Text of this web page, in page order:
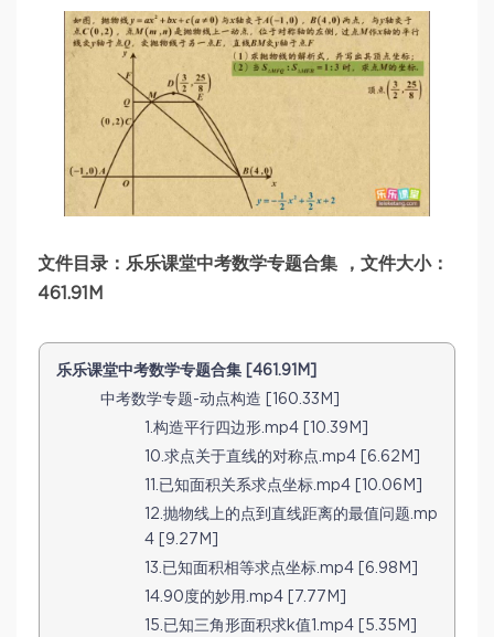
文件目录：乐乐课堂中考数学专题合集 ，文件大小：
461.91M
乐乐课堂中考数学专题合集 [461.91M]
中考数学专题-动点构造 [160.33M]
1.构造平行四边形.mp4 [10.39M]
10.求点关于直线的对称点.mp4 [6.62M]
11.已知面积关系求点坐标.mp4 [10.06M]
12.抛物线上的点到直线距离的最值问题.mp
4 [9.27M]
13.已知面积相等求点坐标.mp4 [6.98M]
14.90度的妙用.mp4 [7.77M]
15.已知三角形面积求k值1.mp4 [5.35M]